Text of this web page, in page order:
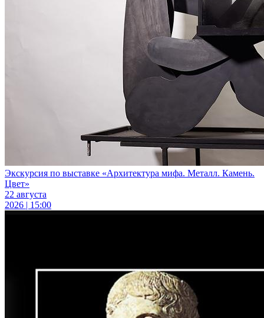
Экскурсия по выставке «Архитектура мифа. Металл. Камень.
Цвет»
22 августа
2026 | 15:00